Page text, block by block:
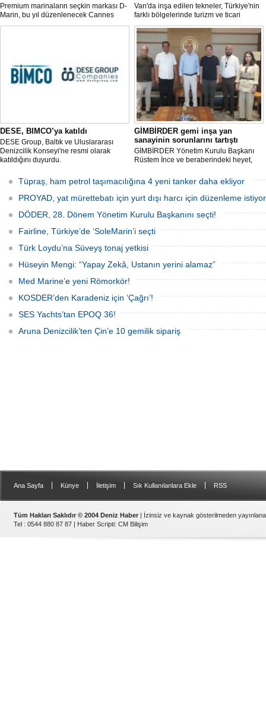
Premium marinaların seçkin markası D-
Marin, bu yıl düzenlenecek Cannes
Yachting Festival ve Cenova
Van'da inşa edilen tekneler, Türkiye'nin
farklı bölgelerinde turizm ve ticari
faaliyetlerde kullanılmak üzere deniz ve
göllerle buluşuyor. Müşterilerin
taleplerine göre özel olarak tasarlanan
tekneler, donanım ve özelliklerine göre
şekillendirilerek teslim ediliyor.
DESE, BIMCO’ya katıldı
DESE Group, Baltık ve Uluslararası
Denizcilik Konseyi'ne resmi olarak
katıldığını duyurdu.
GİMBİRDER gemi inşa yan
sanayinin sorunlarını tartıştı
GİMBİRDER Yönetim Kurulu Başkanı
Rüstem İnce ve beraberindeki heyet,
ziyaret etti. Görüşmede tersane taşeron
firmalarının yaşadığı sektörel sorunlar
ile vergi uygulamalarındaki
mağduriyetler ele alındı.
Tüpraş, ham petrol taşımacılığına 4 yeni tanker daha ekliyor
PROYAD, yat mürettebatı için yurt dışı harcı için düzenleme istiyor
DÖDER, 28. Dönem Yönetim Kurulu Başkanını seçti!
Fairline, Türkiye’de ‘SoleMarin’i seçti
Türk Loydu’na Süveyş tonaj yetkisi
Hüseyin Mengi: “Yapay Zekâ, Ustanın yerini alamaz”
Med Marine’e yeni Römorkör!
KOSDER’den Karadeniz için ‘Çağrı’!
SES Yachts’tan EPOQ 36!
Aruna Denizcilik’ten Çin’e 10 gemilik sipariş
Ana Sayfa Künye İletişim Sık Kullanılanlara Ekle RSS
Tüm Hakları Saklıdır © 2004 Deniz Haber | İzinsiz ve kaynak gösterilmeden
Tel : 0544 880 87 87 | Haber Scripti: CM Bilişim